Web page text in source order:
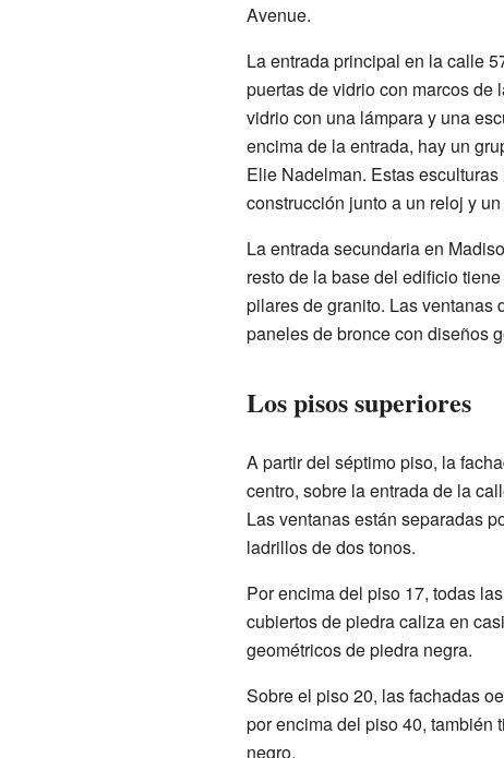
Avenue.
La entrada principal en la calle
puertas de vidrio con marcos de
vidrio con una lámpara y una
encima de la entrada, hay un
Elie Nadelman. Estas
construcción junto a un reloj y
La entrada secundaria en
resto de la base del edificio
pilares de granito. Las ventanas
paneles de bronce con diseños
Los pisos superiores
A partir del séptimo piso, la
centro, sobre la entrada de la
Las ventanas están separadas
ladrillos de dos tonos.
Por encima del piso 17, todas
cubiertos de piedra caliza en
geométricos de piedra negra.
Sobre el piso 20, las fachadas
por encima del piso 40, también
negro.